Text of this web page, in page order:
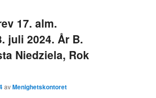
17. alm.
juli 2024. År B.
Niedziela, Rok
avMenighetskontoret